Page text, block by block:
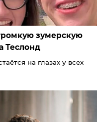
зумерскую
Теслонд
на глазах у всех